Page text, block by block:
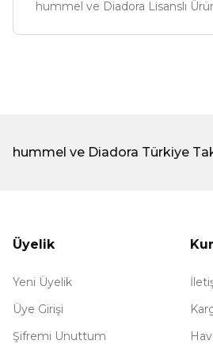
hummel ve Diadora Lisanslı
hummel ve Diadora Türkiye
Üyelik
Yeni Üyelik
Üye Girişi
Şifremi Unuttum